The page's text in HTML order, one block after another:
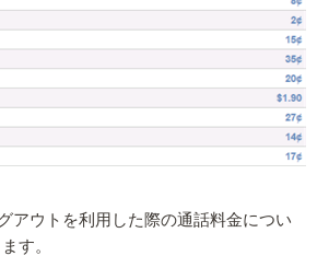
アウトを利用した際の通話料金につい
す。